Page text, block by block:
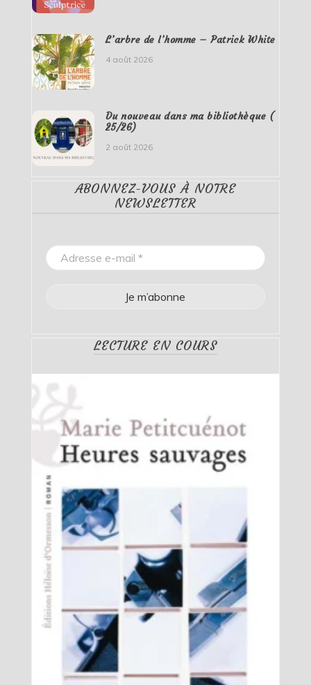
L’arbre de l’homme – Patrick White
4 août 2026
Du nouveau dans ma bibliothèque (
25/26)
2 août 2026
ABONNEZ-VOUS À NOTRE
NEWSLETTER
LECTURE EN COURS